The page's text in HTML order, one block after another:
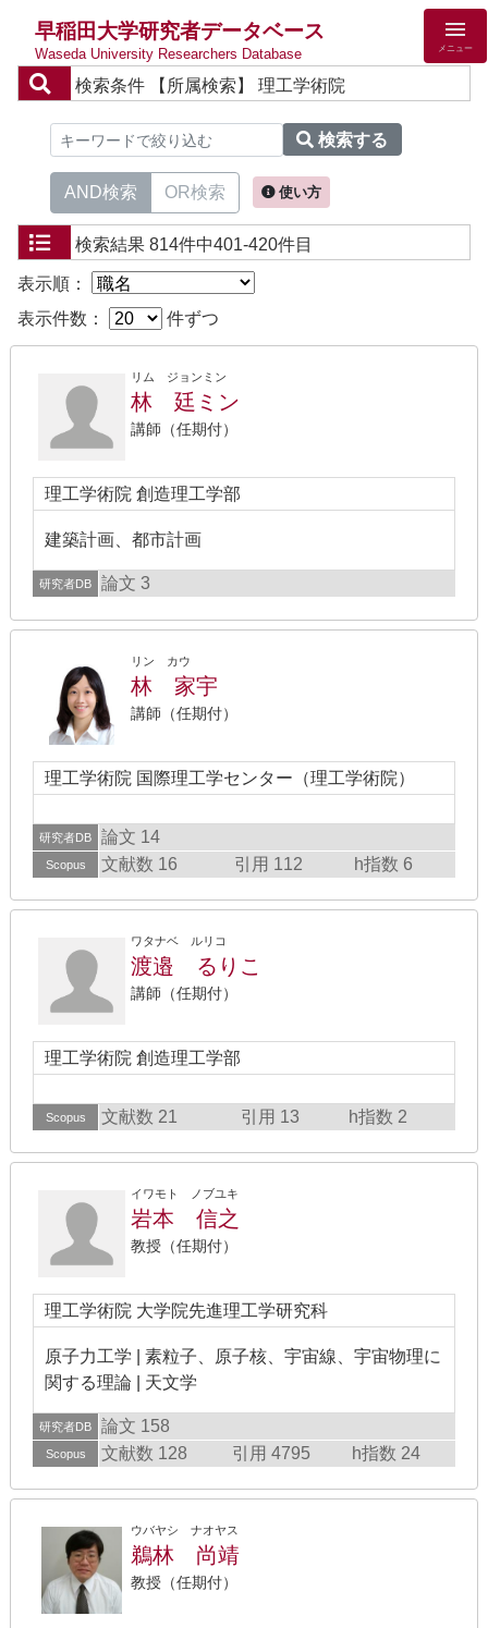
早稲田大学研究者データベース
Waseda University Researchers Database メニュー
検索条件 【所属検索】 理工学術院
検索する
AND検索 OR検索 使い方
検索結果 814件中401-420件目
表示順：
表示件数：
件ずつ
リム ジョンミン
林 廷ミン
講師（任期付）
理工学術院 創造理工学部
建築計画、都市計画
研究者DB 論文 3
リン カウ
林 家宇
講師（任期付）
理工学術院 国際理工学センター（理工学術院）
研究者DB 論文 14
Scopus 文献数 16 引用 112 h指数 6
ワタナベ ルリコ
渡邉 るりこ
講師（任期付）
理工学術院 創造理工学部
Scopus 文献数 21 引用 13 h指数 2
イワモト ノブユキ
岩本 信之
教授（任期付）
理工学術院 大学院先進理工学研究科
原子力工学 | 素粒子、原子核、宇宙線、宇宙物理に
関する理論 | 天文学
研究者DB 論文 158
Scopus 文献数 128 引用 4795 h指数 24
ウバヤシ ナオヤス
鵜林 尚靖
教授（任期付）